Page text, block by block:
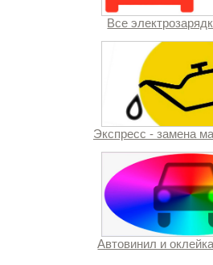
Все
Экспресс - замена
Автовинил и